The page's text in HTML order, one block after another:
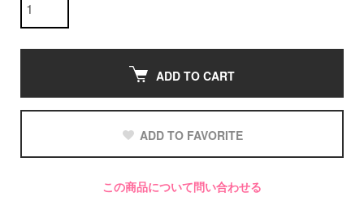
ADD TO CART
ADD TO FAVORITE
この商品について問い合わせる